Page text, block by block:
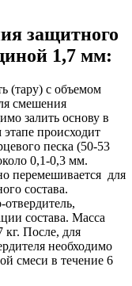
защитного
1,7 мм:
(тару) с объемом
смешения
залить основу в
происходит
песка (50-53
0,1-0,3 мм.
перемешивается для
состава.
отвердитель,
состава. Масса
кг. После, для
необходимо
смеси в течение 6